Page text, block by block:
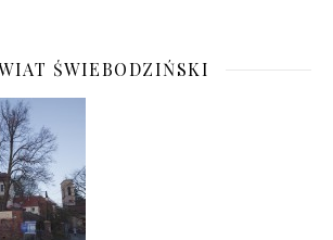
ŚWIEBODZIŃSKI